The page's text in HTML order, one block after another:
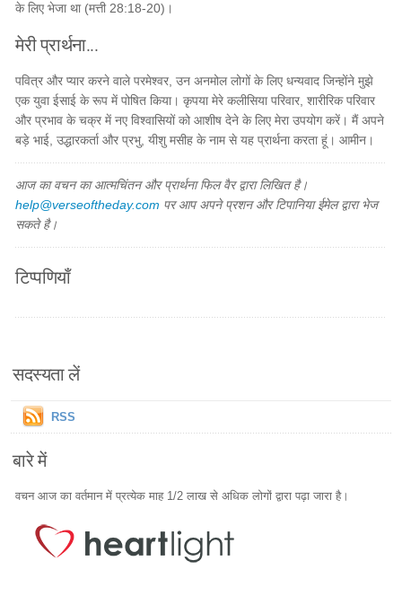
के लिए भेजा था (मत्ती 28:18-20)।
मेरी प्रार्थना...
पवित्र और प्यार करने वाले परमेश्वर, उन अनमोल लोगों के लिए धन्यवाद जिन्होंने मुझे
एक युवा ईसाई के रूप में पोषित किया। कृपया मेरे कलीसिया परिवार, शारीरिक परिवार
और प्रभाव के चक्र में नए विश्वासियों को आशीष देने के लिए मेरा उपयोग करें। मैं अपने
बड़े भाई, उद्धारकर्ता और प्रभु, यीशु मसीह के नाम से यह प्रार्थना करता हूं। आमीन।
आज का वचन का आत्मचिंतन और प्रार्थना फिल वैर द्वारा लिखित है।
help@verseoftheday.com पर आप अपने प्रशन और टिपानिया ईमेल द्वारा भेज
सकते है।
टिप्पणियाँ
सदस्यता लें
RSS
बारे में
वचन आज का वर्तमान में प्रत्येक माह 1/2 लाख से अधिक लोगों द्वारा पढ़ा जारा है।